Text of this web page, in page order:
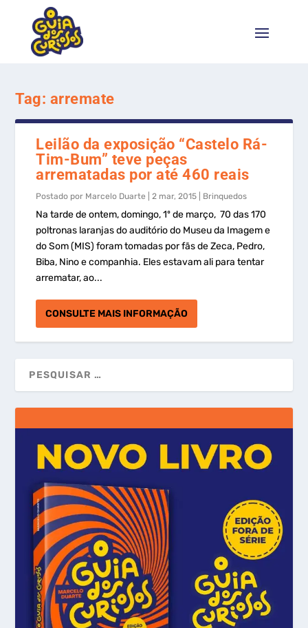
Tag: arremate
Leilão da exposição “Castelo Rá-
Tim-Bum” teve peças
arrematadas por até 460 reais
Postado por Marcelo Duarte |2 mar, 2015 Brinquedos
Na tarde de ontem, domingo, 1º de março, 70 das 170
poltronas laranjas do auditório do Museu da Imagem e
do Som (MIS) foram tomadas por fãs de Zeca, Pedro,
Biba, Nino e companhia. Eles estavam ali para tentar
arrematar, ao...
CONSULTE MAIS INFORMAÇÃO